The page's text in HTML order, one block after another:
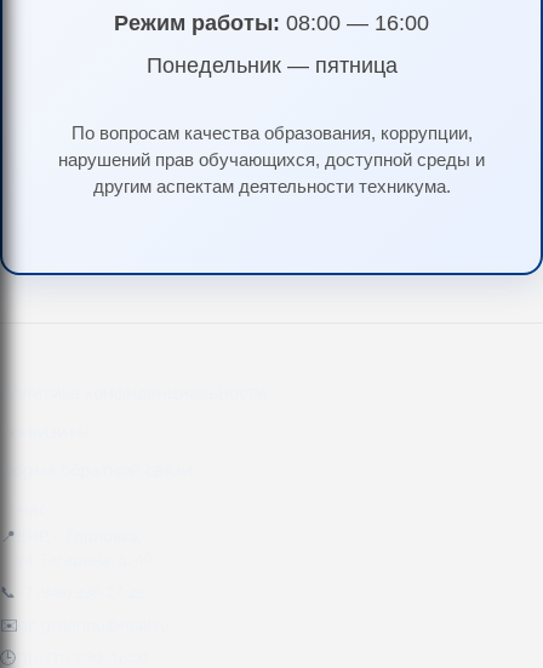
Режим работы: 08:00 — 16:00
Понедельник — пятница
По вопросам качества образования, коррупции,
нарушений прав обучающихся, доступной среды и
другим аспектам деятельности техникума.
📍
📞
✉️
🕒